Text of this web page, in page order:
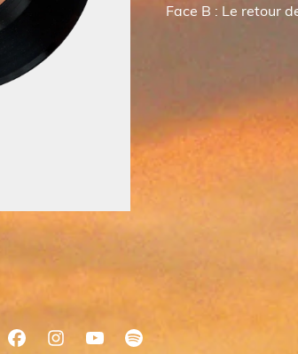
Face B : Le retour